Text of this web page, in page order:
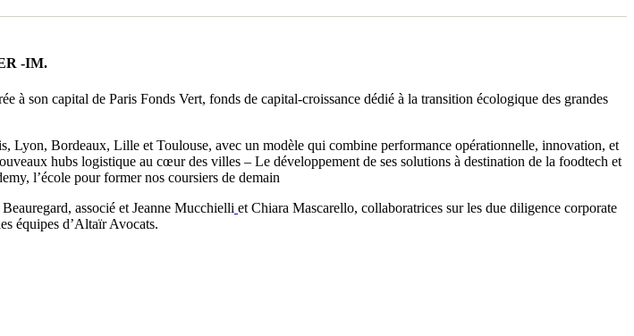
-IM.
à son capital de Paris Fonds Vert, fonds de capital-croissance dédié à la transition écologique des grandes
Lyon, Bordeaux, Lille et Toulouse, avec un modèle qui combine performance opérationnelle, innovation, et
hubs logistique au cœur des villes – Le développement de ses solutions à destination de la foodtech et
l’école pour former nos coursiers de demain
associé et Jeanne Mucchielli et Chiara Mascarello, collaboratrices sur les due diligence corporate
équipes d’Altaïr Avocats.